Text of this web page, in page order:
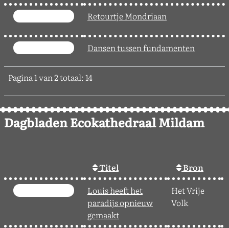
Pagina 1 van 2 totaal: 14
Retourtje Mondriaan
Dansen tussen fundamenten
Dagbladen Ecokathedraal Mildam
Titel
Bron
Louis heeft het
paradijs opnieuw
gemaakt
Het Vrije
Volk